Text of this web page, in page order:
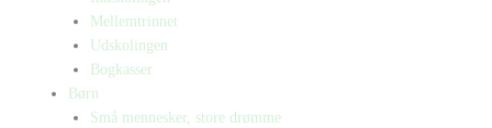
Mellemtrinnet
Udskolingen
Bogkasser
Børn
Små mennesker, store drømme